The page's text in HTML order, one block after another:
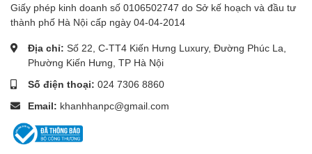
Giấy phép kinh doanh số 0106502747 do Sở kế hoạch và đầu tư
thành phố Hà Nội cấp ngày 04-04-2014
Địa chỉ: Số 22, C-TT4 Kiến Hưng Luxury, Đường Phúc La,
Phường Kiến Hưng, TP Hà Nội
Số điện thoại: 024 7306 8860
Email: khanhhanpc@gmail.com